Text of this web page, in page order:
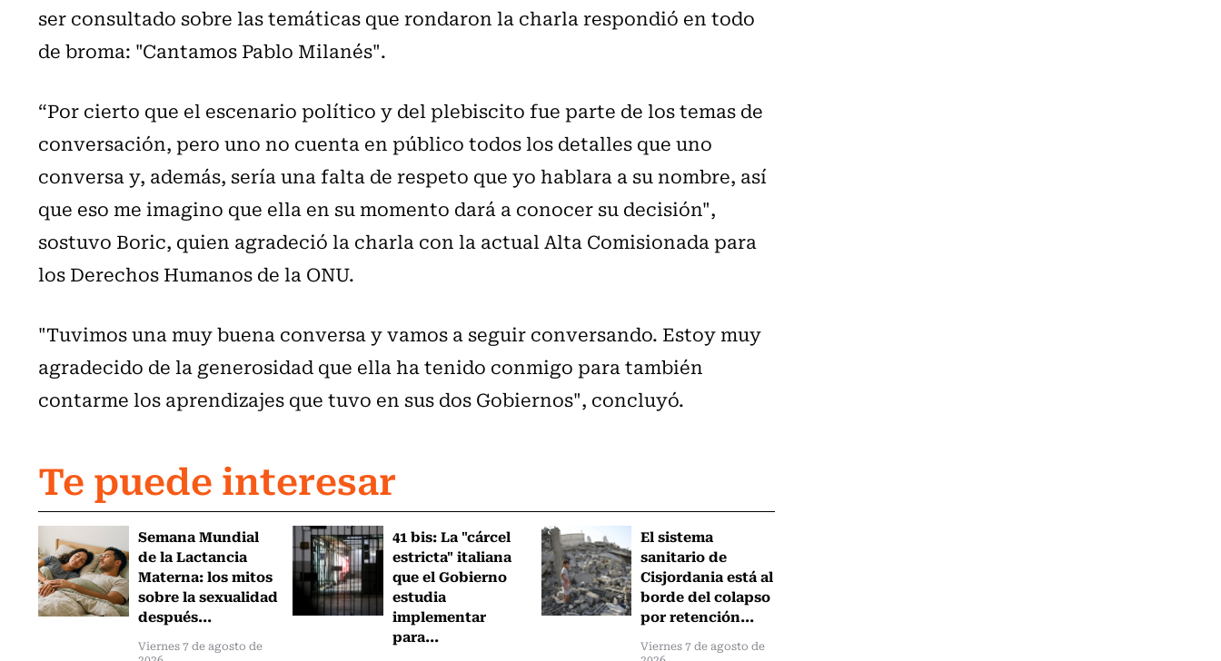
ser consultado sobre las temáticas que rondaron la charla respondió en todo
de broma: "Cantamos Pablo Milanés".
“Por cierto que el escenario político y del plebiscito fue parte de los temas de
conversación, pero uno no cuenta en público todos los detalles que uno
conversa y, además, sería una falta de respeto que yo hablara a su nombre, así
que eso me imagino que ella en su momento dará a conocer su decisión",
sostuvo Boric, quien agradeció la charla con la actual Alta Comisionada para
los Derechos Humanos de la ONU.
"Tuvimos una muy buena conversa y vamos a seguir conversando. Estoy muy
agradecido de la generosidad que ella ha tenido conmigo para también
contarme los aprendizajes que tuvo en sus dos Gobiernos", concluyó.
Te puede interesar
Semana Mundial
de la Lactancia
Materna: los mitos
sobre la sexualidad
después...
Viernes 7 de agosto de
41 bis: La "cárcel
estricta" italiana
que el Gobierno
estudia
implementar
para...
El sistema
sanitario de
Cisjordania está al
borde del colapso
por retención...
Viernes 7 de agosto de